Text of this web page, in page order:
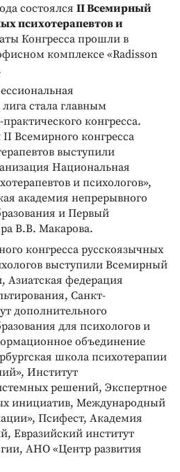
состоялся II Всемирный
психотерапевтов и
Конгресса прошли в
комплексе «Radisson
стала главным
конгресса.
Всемирного конгресса
выступили
Национальная
и психологов»,
академия непрерывного
и Первый
В.В. Макарова.
конгресса русскоязычных
выступили Всемирный
Азиатская федерация
Санкт-
дополнительного
для психологов и
объединение
школа психотерапии
Институт
решений, Экспертное
инициатив, Международный
Псифест, Академия
Евразийский институт
АНО «Центр развития